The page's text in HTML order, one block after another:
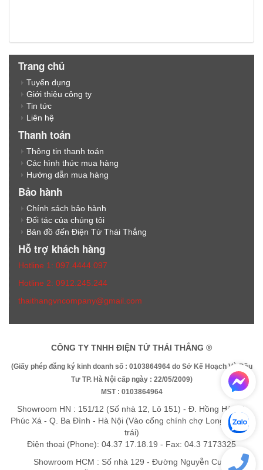
Trang chủ
Tuyển dụng
Giới thiệu công ty
Tin tức
Liên hệ
Thanh toán
Thông tin thanh toán
Các hình thức mua hàng
Hướng dẫn mua hàng
Bảo hành
Chính sách bảo hành
Đối tác của chúng tôi
Bản đồ đến Điện Tử Thái Thắng
Hỗ trợ khách hàng
Hotline 1: 097.4444.097
Hotline 2: 0912.245.244
thaithangvncompany@gmail.com
CÔNG TY TNHH ĐIỆN TỬ THÁI THẮNG ®
(Giấy phép đăng ký kinh doanh số : 0103864964 do Sở Kế Hoạch Và Đầu
Tư TP. Hà Nội cấp ngày : 22/05/2009)
MST : 0103864964
Showroom HN : 151/12 (Số nhà 12, Lô 151) - Đ. Hồng Hà - P.
Phúc Xá - Q. Ba Đình - Hà Nội (Vào cổng chính chợ Long Biên rẽ
trái)
Điện thoại (Phone): 04.37 17.18.19 - Fax: 04.3 7173325
Showroom HCM : Số nhà 129 - Đường Nguyễn Cư Trinh -